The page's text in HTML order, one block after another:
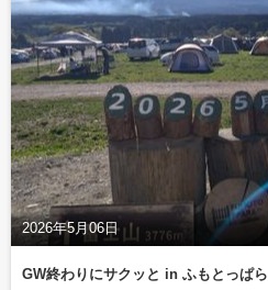
2026年5月06日
GW終わりにサクッと in ふもとっぱら